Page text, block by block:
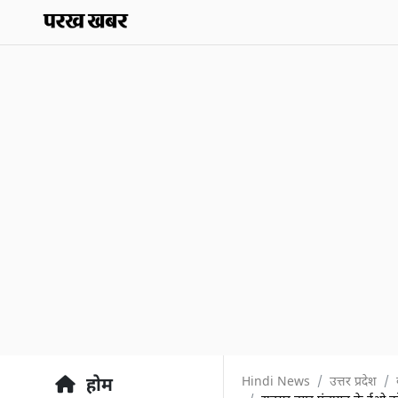
होम
Hindi News उत्तर प्रदेश